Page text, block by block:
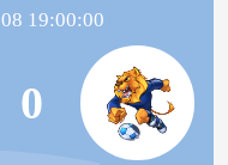
19:00:00
0